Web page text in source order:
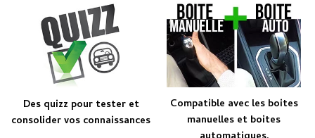
Des quizz pour tester et
consolider vos connaissances
Compatible avec les boites
manuelles et boites